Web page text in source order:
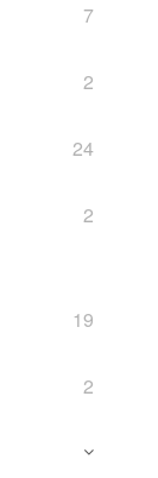
7
2
24
2
19
2